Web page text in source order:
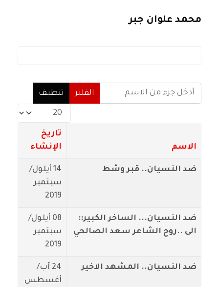
محمد علوان جبر
أدخل جزء من الاسم
الفلتر
تنظيف
عدد الإظهارات:
الاسم
تاريخ
الإنشاء
ضد النسيان.. قبر وشط
14 أيلول/
سبتمبر
2019
ضد النسيان... الساخر الكبير::
الى ..روح الشاعر سعد الصالحي
08 أيلول/
سبتمبر
2019
ضد النسيان.. المشهد الاخير
24 آب/
أغسطس